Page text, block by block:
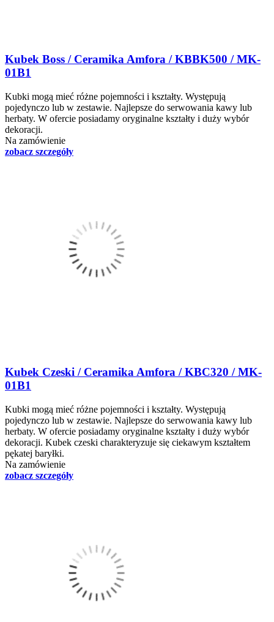
Kubek Boss / Ceramika Amfora / KBBK500 / MK-
01B1
Kubki mogą mieć różne pojemności i kształty. Występują
pojedynczo lub w zestawie. Najlepsze do serwowania kawy lub
herbaty. W ofercie posiadamy oryginalne kształty i duży wybór
dekoracji.
Na zamówienie
zobacz szczegóły
Kubek Czeski / Ceramika Amfora / KBC320 / MK-
01B1
Kubki mogą mieć różne pojemności i kształty. Występują
pojedynczo lub w zestawie. Najlepsze do serwowania kawy lub
herbaty. W ofercie posiadamy oryginalne kształty i duży wybór
dekoracji. Kubek czeski charakteryzuje się ciekawym kształtem
pękatej baryłki.
Na zamówienie
zobacz szczegóły